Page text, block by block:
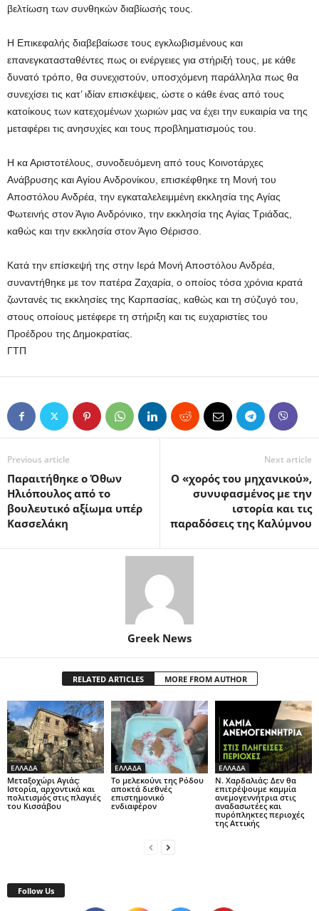
βελτίωση των συνθηκών διαβίωσής τους.
Η Επικεφαλής διαβεβαίωσε τους εγκλωβισμένους και
επανεγκατασταθέντες πως οι ενέργειες για στήριξή τους, με κάθε
δυνατό τρόπο, θα συνεχιστούν, υποσχόμενη παράλληλα πως θα
συνεχίσει τις κατ’ ιδίαν επισκέψεις, ώστε ο κάθε ένας από τους
κατοίκους των κατεχομένων χωριών μας να έχει την ευκαιρία να της
μεταφέρει τις ανησυχίες και τους προβληματισμούς του.
Η κα Αριστοτέλους, συνοδευόμενη από τους Κοινοτάρχες
Ανάβρυσης και Αγίου Ανδρονίκου, επισκέφθηκε τη Μονή του
Αποστόλου Ανδρέα, την εγκαταλελειμμένη εκκλησία της Αγίας
Φωτεινής στον Άγιο Ανδρόνικο, την εκκλησία της Αγίας Τριάδας,
καθώς και την εκκλησία στον Άγιο Θέρισσο.
Κατά την επίσκεψή της στην Ιερά Μονή Αποστόλου Ανδρέα,
συναντήθηκε με τον πατέρα Ζαχαρία, ο οποίος τόσα χρόνια κρατά
ζωντανές τις εκκλησίες της Καρπασίας, καθώς και τη σύζυγό του,
στους οποίους μετέφερε τη στήριξη και τις ευχαριστίες του
Προέδρου της Δημοκρατίας.
ΓΤΠ
Previous article
Παραιτήθηκε ο Όθων
Ηλιόπουλος από το
βουλευτικό αξίωμα υπέρ
Κασσελάκη
Next article
Ο «χορός του μηχανικού»,
συνυφασμένος με την
ιστορία και τις
παραδόσεις της Καλύμνου
Greek News
RELATED ARTICLES MORE FROM AUTHOR
ΕΛΛΑΔΑ
Μεταξοχώρι Αγιάς:
Ιστορία, αρχοντικά και
πολιτισμός στις πλαγιές
του Κισσάβου
ΕΛΛΑΔΑ
Το μελεκούνι της Ρόδου
αποκτά διεθνές
επιστημονικό
ενδιαφέρον
ΕΛΛΑΔΑ
Ν. Χαρδαλιάς: Δεν θα
επιτρέψουμε καμμία
ανεμογεννήτρια στις
αναδασωτέες και
πυρόπληκτες περιοχές
της Αττικής
Follow Us